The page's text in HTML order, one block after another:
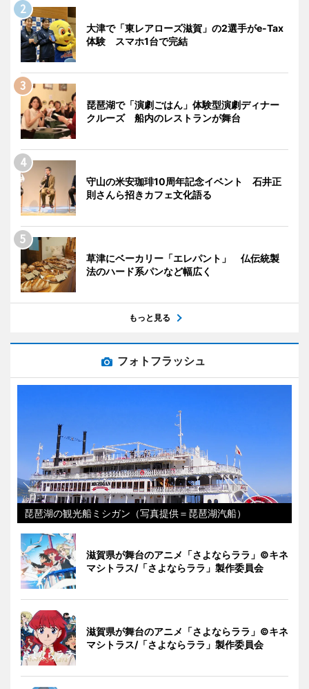
大津で「東レアローズ滋賀」の2選手がe-Tax
体験 スマホ1台で完結
琵琶湖で「演劇ごはん」体験型演劇ディナー
クルーズ 船内のレストランが舞台
守山の米安珈琲10周年記念イベント 石井正
則さんら招きカフェ文化語る
草津にベーカリー「エレパント」 仏伝統製
法のハード系パンなど幅広く
もっと見る
フォトフラッシュ
琵琶湖の観光船ミシガン（写真提供＝琵琶湖汽船）
滋賀県が舞台のアニメ「さよならララ」©キネ
マシトラス/「さよならララ」製作委員会
滋賀県が舞台のアニメ「さよならララ」©キネ
マシトラス/「さよならララ」製作委員会